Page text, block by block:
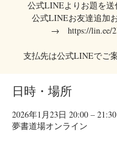
公式LINEよりお題を送
公式LINEお友達追加
→ https://lin.ee/
支払先は公式LINEでご
日時・場所
2026年1月23日 20:00 – 21:30
夢書道場オンライン